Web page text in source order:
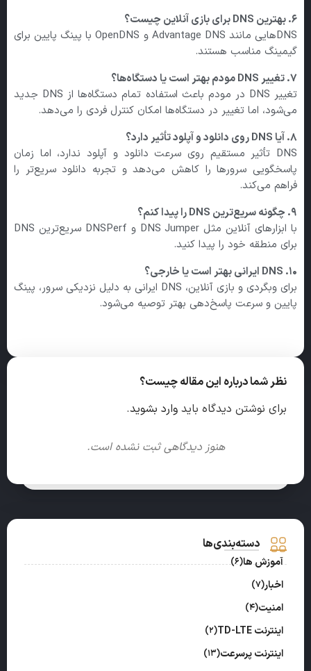
۶. بهترین DNS
برای بازی آنلاین چیست؟
DNSهایی مانند Advantage DNS و OpenDNS با پینگ پایین برای
گیمینگ مناسب هستند.
۷. تغییر DNS
مودم بهتر است یا دستگاه‌ها؟
تغییر DNS در مودم باعث استفاده تمام دستگاه‌ها از DNS جدید
می‌شود، اما تغییر در دستگاه‌ها امکان کنترل فردی را می‌دهد.
۸. آیا DNS
روی دانلود و آپلود تأثیر دارد؟
DNS تأثیر مستقیم روی سرعت دانلود و آپلود ندارد، اما زمان
پاسخگویی سرورها را کاهش می‌دهد و تجربه دانلود سریع‌تر را
فراهم می‌کند.
۹. چگونه سریع‌ترین DNS
را پیدا کنم؟
با ابزارهای آنلاین مثل DNS Jumper و DNSPerf سریع‌ترین DNS
برای منطقه خود را پیدا کنید.
۱۰. DNS
ایرانی بهتر است یا خارجی؟
برای وبگردی و بازی آنلاین، DNS ایرانی به دلیل نزدیکی سرور، پینگ
پایین و سرعت پاسخ‌دهی بهتر توصیه می‌شود.
نظر شما درباره این مقاله چیست؟
برای نوشتن دیدگاه باید وارد بشوید.
هنوز دیدگاهی ثبت نشده است.
دسته‌بندی‌ها
آموزش ها(6)
اخبار(7)
امنیت(4)
اینترنت TD-LTE (2)
اینترنت پرسرعت(13)